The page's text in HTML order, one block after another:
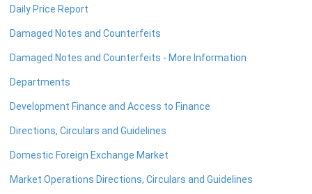
வங்கிகளுக்கிடையிலான அழைப்புப் பணச் சந்தை
உள்நாட்டின் வெளிநாட்டுச் செலாவணிச் சந்தை
வெளிநாட்டுச் செலாவணி உலகளாவிய குறியீட்டைப் பின்பற்றுதல்
கொழும்பு பங்குப் பரிவர்த்தனை
நிதியியல் உட்கட்டமைப்பு
கொடுப்பனவு மற்றும் தீர்ப்பனவு முறைமைகள்
Daily Price Report
Damaged Notes and Counterfeits
Damaged Notes and Counterfeits - More Information
Departments
Development Finance and Access to Finance
Directions, Circulars and Guidelines
Domestic Foreign Exchange Market
Market Operations Directions, Circulars and Guidelines